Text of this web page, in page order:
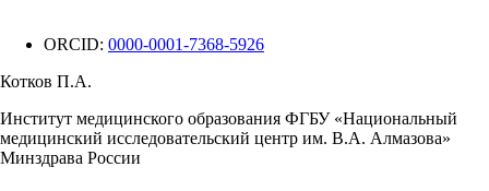
ORCID: 0000-0001-7368-5926
Котков П.А.
Институт медицинского образования ФГБУ «Национальный
медицинский исследовательский центр им. В.А. Алмазова»
Минздрава России